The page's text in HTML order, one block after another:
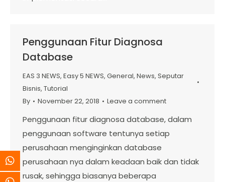
Penggunaan Fitur Diagnosa
Database
EAS 3 NEWS, Easy 5 NEWS, General, News, Seputar
Bisnis, Tutorial
By
November 22, 2018 Leave a comment
Penggunaan fitur diagnosa database, dalam
penggunaan software tentunya setiap
perusahaan menginginkan database
perusahaan nya dalam keadaan baik dan tidak
rusak, sehingga biasanya beberapa